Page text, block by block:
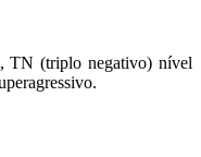
TN (triplo negativo) nível